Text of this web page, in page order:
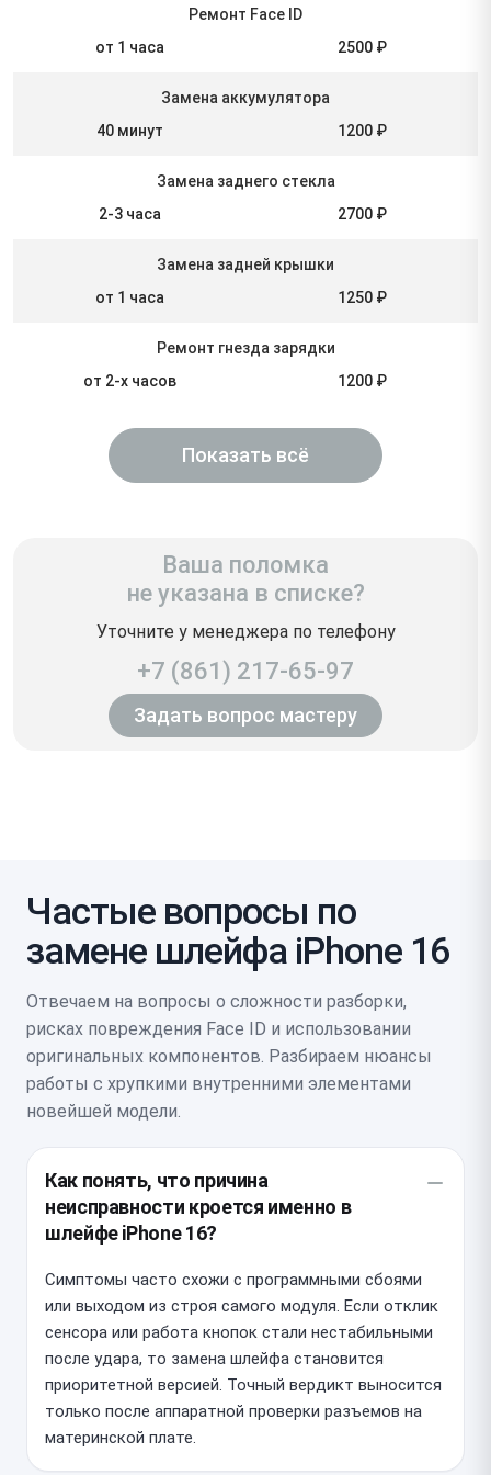
Ремонт Face ID
от 1 часа
2500 ₽
Замена аккумулятора
40 минут
1200 ₽
Замена заднего стекла
2-3 часа
2700 ₽
Замена задней крышки
от 1 часа
1250 ₽
Ремонт гнезда зарядки
от 2-х часов
1200 ₽
Показать всё
Ваша поломка
не указана в списке?
Уточните у менеджера по телефону
+7 (861) 217-65-97
Задать вопрос мастеру
Частые вопросы по
замене шлейфа iPhone 16
Отвечаем на вопросы о сложности разборки,
рисках повреждения Face ID и использовании
оригинальных компонентов. Разбираем нюансы
работы с хрупкими внутренними элементами
новейшей модели.
Как понять, что причина
неисправности кроется именно в
шлейфе iPhone 16?
Симптомы часто схожи с программными сбоями
или выходом из строя самого модуля. Если отклик
сенсора или работа кнопок стали нестабильными
после удара, то замена шлейфа становится
приоритетной версией. Точный вердикт выносится
только после аппаратной проверки разъемов на
материнской плате.